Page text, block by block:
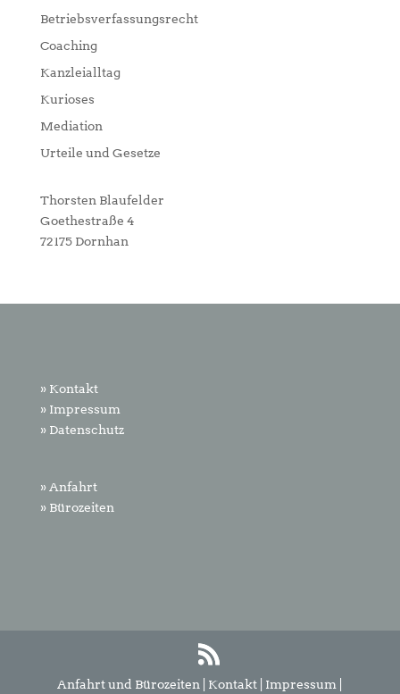
Betriebsverfassungsrecht
Coaching
Kanzleialltag
Kurioses
Mediation
Urteile und Gesetze
Thorsten Blaufelder
Goethestraße 4
72175 Dornhan
» Kontakt
» Impressum
» Datenschutz
» Anfahrt
» Bürozeiten
Anfahrt und Bürozeiten Kontakt Impressum